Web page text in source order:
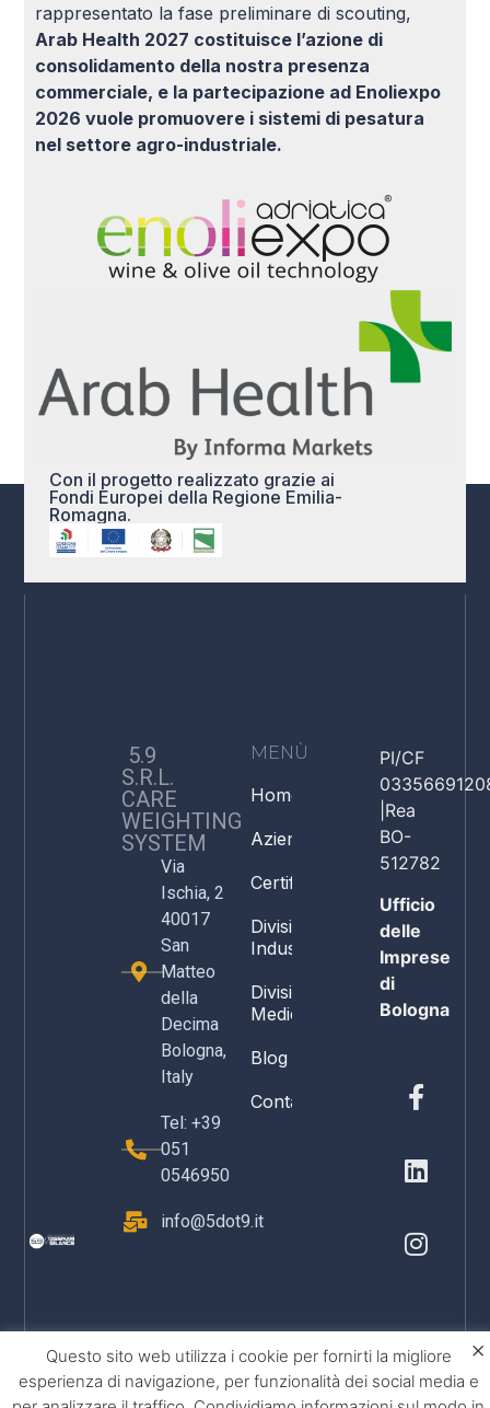
rappresentato la fase preliminare di scouting,
Arab Health 2027 costituisce l’azione di
consolidamento della nostra presenza
commerciale, e la partecipazione ad Enoliexpo
2026 vuole promuovere i sistemi di pesatura
nel settore agro-industriale.
Con il progetto realizzato grazie ai
Fondi Europei della Regione Emilia-
Romagna.
5.9
S.R.L.
CARE
WEIGHTING
SYSTEM
Via
Ischia, 2
40017
San
Matteo
della
Decima
Bologna,
Italy
Tel: +39
051
0546950
info@5dot9.it
MENÙ
Home
Azienda
Certificazioni
Divisione
Industria
Divisione
Medicale
Blog
Contatti
PI/CF
|Rea
BO-
512782
Ufficio
delle
Imprese
di
Bologna
Questo sito web utilizza i cookie per fornirti la migliore
esperienza di navigazione, per funzionalità dei social media e
×